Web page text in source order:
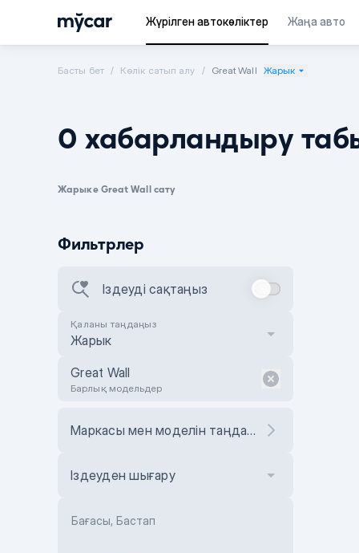
Жүрілген автокөліктер Жаңа авто
Басты бет Көлік сатып алу Great Wall Жарык
0 хабарландыру
Жарыке Great Wall сату
Фильтрлер
Іздеуді сақтаңыз
Қаланы таңдаңыз
Жарык
Great Wall
Барлық модельдер
Маркасы мен моделін таңдаңыз
Іздеуден шығару
Бағасы, Бастап